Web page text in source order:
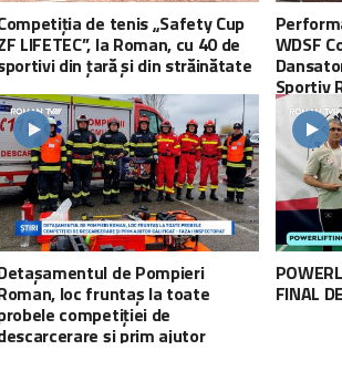
de tenis „Safety Cup
LIFETEC”, la Roman, cu 40 de
din țară și din străinătate
WDSF
Sportiv
scena
de Pompieri
loc fruntaș la toate
competiției de
și prim ajutor
FINAL